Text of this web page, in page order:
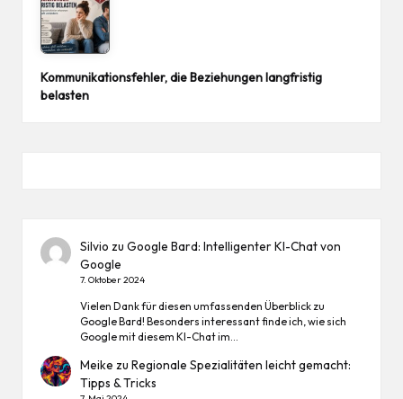
Kommunikationsfehler, die Beziehungen langfristig
belasten
Silvio zuGoogle Bard: Intelligenter KI-Chat von
Google
7. Oktober 2024
Vielen Dank für diesen umfassenden Überblick zu
Google Bard! Besonders interessant finde ich, wie sich
Google mit diesem KI-Chat im…
Meike zuRegionale Spezialitäten leicht gemacht:
Tipps & Tricks